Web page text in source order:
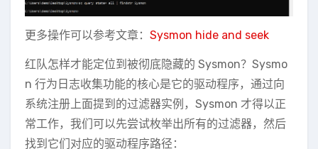
更多操作可以参考文章： Sysmon hide and seek
红队怎样才能定位到被彻底隐藏的 Sysmon？Sysmo
n 行为日志收集功能的核心是它的驱动程序，通过向
系统注册上面提到的过滤器实例，Sysmon 才得以正
常工作，我们可以先尝试枚举出所有的过滤器，然后
找到它们对应的驱动程序路径：